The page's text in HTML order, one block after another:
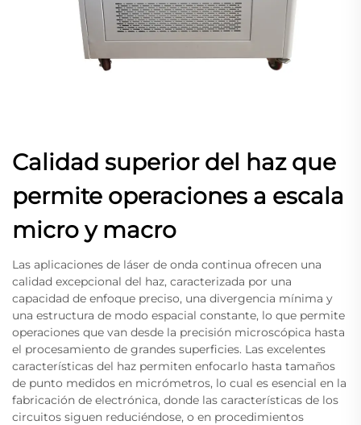
Calidad superior del haz que
permite operaciones a escala
micro y macro
Las aplicaciones de láser de onda continua ofrecen una
calidad excepcional del haz, caracterizada por una
capacidad de enfoque preciso, una divergencia mínima y
una estructura de modo espacial constante, lo que permite
operaciones que van desde la precisión microscópica hasta
el procesamiento de grandes superficies. Las excelentes
características del haz permiten enfocarlo hasta tamaños
de punto medidos en micrómetros, lo cual es esencial en la
fabricación de electrónica, donde las características de los
circuitos siguen reduciéndose, o en procedimientos